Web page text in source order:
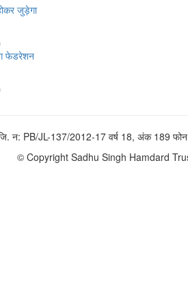
जुड़ेगा
फेडरेशन
न: PB/JL-137/2012-17 वर्ष 18, अंक 189
© Copyright Sadhu Singh Hamdard